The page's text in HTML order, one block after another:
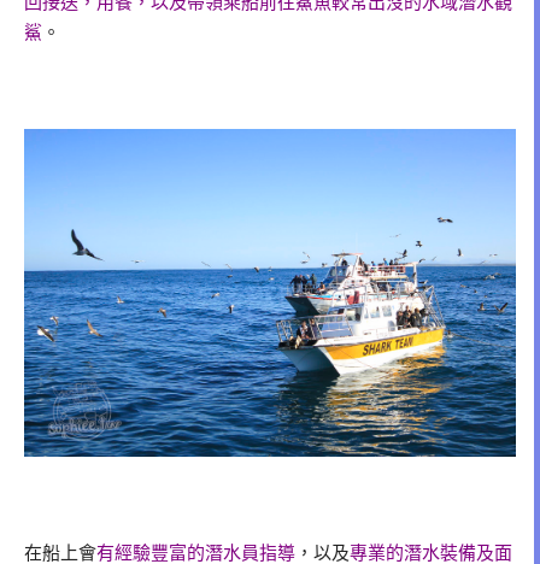
鯊 。
在船上會有經驗豐富的潛水員指導 ，以及專業的潛水裝備及面